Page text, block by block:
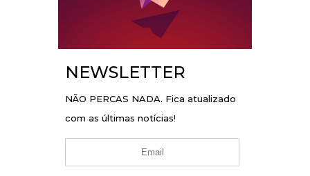
NEWSLETTER
NÃO PERCAS NADA. Fica atualizado
com as últimas notícias!